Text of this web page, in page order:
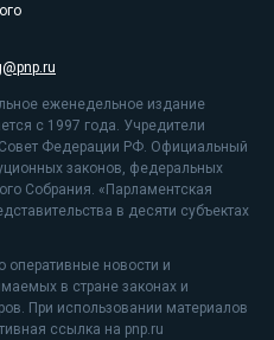
еженедельное издание
с 1997 года. Учредители
Федерации РФ. Официальный
законов, федеральных
Собрания. «Парламентская
в десяти субъектах
оперативные новости и
в стране законах и
При использовании материалов
ссылка на pnp.ru